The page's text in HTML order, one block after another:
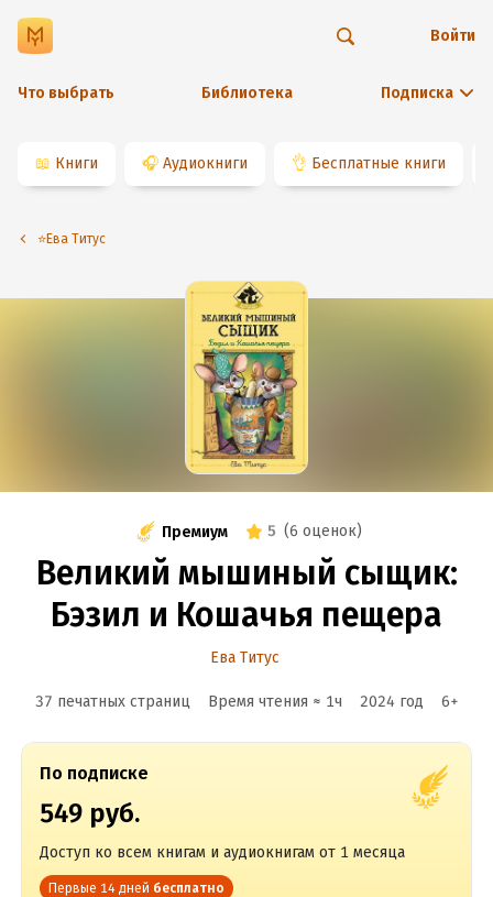
Что выбрать Библиотека Подписка
Войти
📖 Книги 🎧 Аудиокниги 👌 Бесплатные книги
⭐️Ева Титус
Премиум 5 (6 оценок)
Великий мышиный сыщик:
Бэзил и Кошачья пещера
Ева Титус
37 печатных страниц Время чтения ≈ 1ч 2024 год 6+
По подписке
549 руб.
Доступ ко всем книгам и аудиокнигам от 1 месяца
Первые 14 дней бесплатно